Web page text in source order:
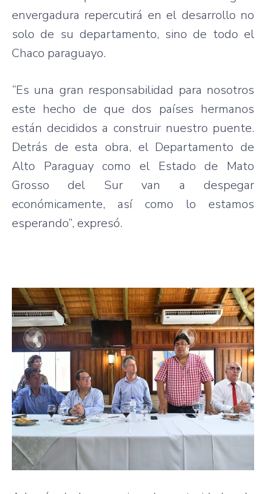
envergadura repercutirá en el desarrollo no
solo de su departamento, sino de todo el
Chaco paraguayo.
“Es una gran responsabilidad para nosotros
este hecho de que dos países hermanos
están decididos a construir nuestro puente.
Detrás de esta obra, el Departamento de
Alto Paraguay como el Estado de Mato
Grosso del Sur van a despegar
económicamente, así como lo estamos
esperando”, expresó.